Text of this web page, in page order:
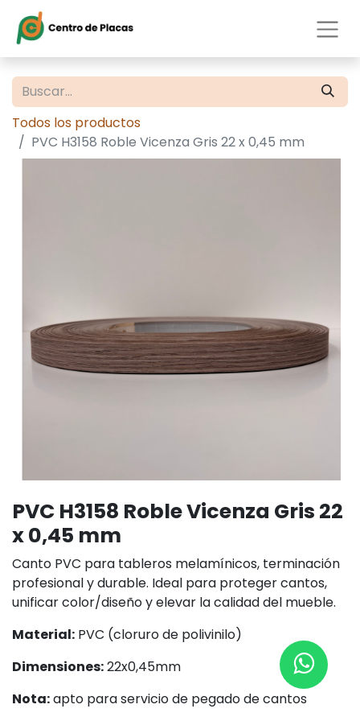
Todos los productos
PVC H3158 Roble Vicenza Gris 22 x 0,45 mm
PVC H3158 Roble Vicenza Gris 22
x 0,45 mm
Canto PVC para tableros melamínicos, terminación
profesional y durable. Ideal para proteger cantos,
unificar color/diseño y elevar la calidad del mueble.
Material: PVC (cloruro de polivinilo)
Dimensiones:22x0,45mm
Nota:apto para servicio de pegado de cantos